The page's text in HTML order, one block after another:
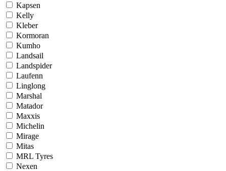
Kapsen
Kelly
Kleber
Kormoran
Kumho
Landsail
Landspider
Laufenn
Linglong
Marshal
Matador
Maxxis
Michelin
Mirage
Mitas
MRL Tyres
Nexen